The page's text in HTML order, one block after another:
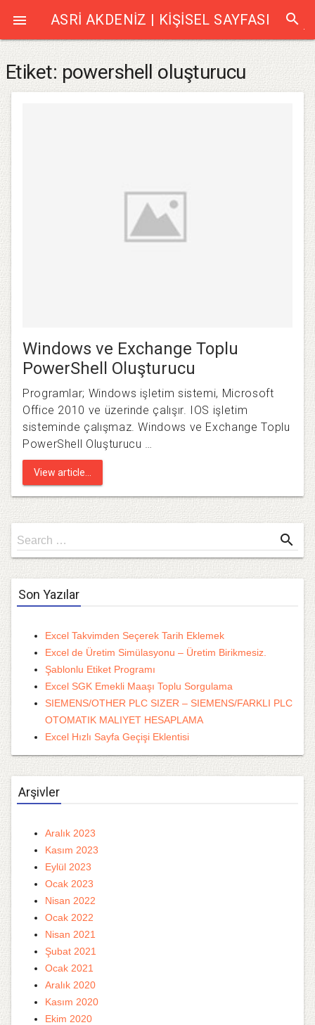
 ASRI AKDENIZ | KIŞISEL SAYFASI search
Etiket:powershell oluşturucu
Windows ve Exchange Toplu
PowerShell Oluşturucu
Programlar; Windows işletim sistemi, Microsoft
Office 2010 ve üzerinde çalışır. IOS işletim
sisteminde çalışmaz. Windows ve Exchange Toplu
PowerShell Oluşturucu …
View article...
Search
for
Search … search
Son Yazılar
Excel Takvimden Seçerek Tarih Eklemek
Excel de Üretim Simülasyonu – Üretim Birikmesiz.
Şablonlu Etiket Programı
Excel SGK Emekli Maaşı Toplu Sorgulama
SIEMENS/OTHER PLC SIZER – SIEMENS/FARKLI PLC
OTOMATIK MALIYET HESAPLAMA
Excel Hızlı Sayfa Geçişi Eklentisi
Arşivler
Aralık 2023
Kasım 2023
Eylül 2023
Ocak 2023
Nisan 2022
Ocak 2022
Nisan 2021
Şubat 2021
Ocak 2021
Aralık 2020
Kasım 2020
Ekim 2020